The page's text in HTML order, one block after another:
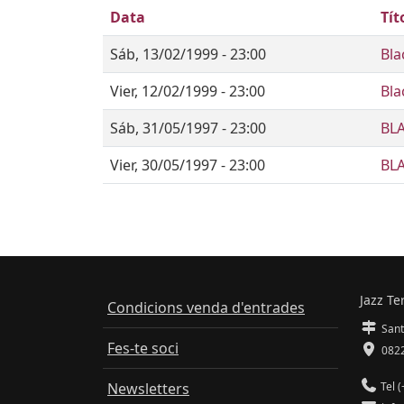
Data
Sáb, 13/02/1999 - 23:00
Vier, 12/02/1999 - 23:00
Sáb, 31/05/1997 - 23:00
Vier, 30/05/1997 - 23:00
Condicions venda d'entrades
Fes-te soci
Newsletters
Jazz
Tel